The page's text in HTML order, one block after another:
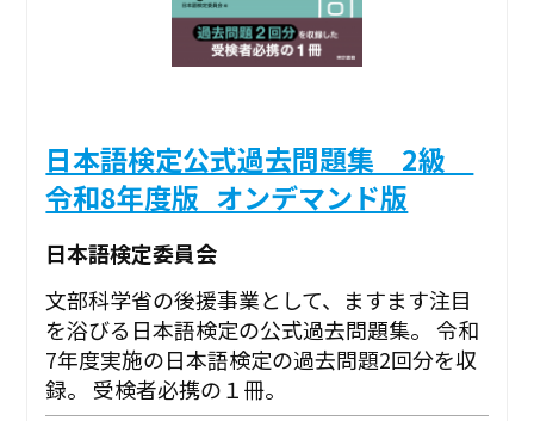
日本語検定公式過去問題集 2級
令和8年度版_オンデマンド版
日本語検定委員会
文部科学省の後援事業として、ますます注目
を浴びる日本語検定の公式過去問題集。 令和
7年度実施の日本語検定の過去問題2回分を収
録。 受検者必携の１冊。